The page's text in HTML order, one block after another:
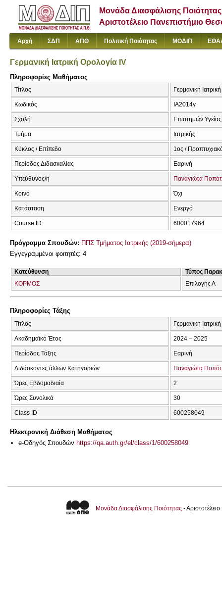
Μονάδα Διασφάλισης Ποιότητας
Αριστοτέλειο Πανεπιστήμιο
Αρχή ΣΔΠ ΑΠΘ Πολιτική Ποιότητας ΜΟΔΙΠ
Γερμανική Ιατρική Ορολογία IV
Πληροφορίες Μαθήματος
Τίτλος Γερμανική
Κωδικός ΙΑ2014γ
Σχολή Επιστημών Υγείας
Τμήμα Ιατρικής
Κύκλος / Επίπεδο 1ος /
Περίοδος Διδασκαλίας Εαρινή
Υπεύθυνος/η Παναγιώτα
Κοινό Όχι
Κατάσταση Ενεργό
Course ID 600017964
Πρόγραμμα Σπουδών: ΠΠΣ Τμήματος Ιατρικής (2019-σήμερα)
Εγγεγραμμένοι φοιτητές: 4
Κατεύθυνση
Τύπος
ΚΟΡΜΟΣ
Επιλογής Α
Πληροφορίες Τάξης
Τίτλος Γερμανική
Ακαδημαϊκό Έτος 2024 – 2025
Περίοδος Τάξης Εαρινή
Διδάσκοντες άλλων Κατηγοριών Παναγιώτα
Ώρες Εβδομαδιαία 2
Ώρες Συνολικά 30
Class ID 600258049
Ηλεκτρονική Διάθεση Μαθήματος
e-Οδηγός Σπουδών https://qa.auth.gr/el/class/1/600258049
Μονάδα Διασφάλισης Ποιότητας -